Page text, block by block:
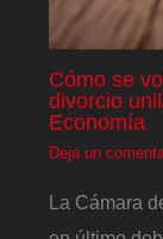
Cómo se
divorcio
Economía
Deja un
La Cámara